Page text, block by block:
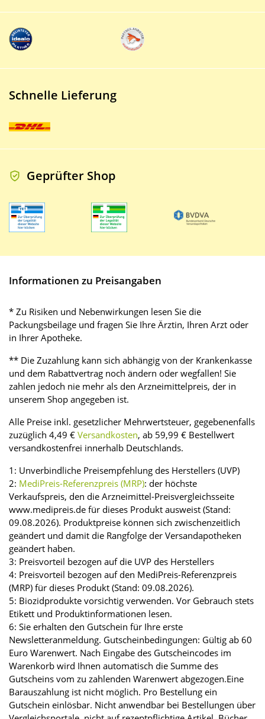
Schnelle Lieferung
Geprüfter Shop
Informationen zu Preisangaben
* Zu Risiken und Nebenwirkungen lesen Sie die
Packungsbeilage und fragen Sie Ihre Ärztin, Ihren Arzt oder
in Ihrer Apotheke.
** Die Zuzahlung kann sich abhängig von der Krankenkasse
und dem Rabattvertrag noch ändern oder wegfallen! Sie
zahlen jedoch nie mehr als den Arzneimittelpreis, der in
unserem Shop angegeben ist.
Alle Preise inkl. gesetzlicher Mehrwertsteuer, gegebenenfalls
zuzüglich 4,49 € Versandkosten, ab 59,99 € Bestellwert
versandkostenfrei innerhalb Deutschlands.
1: Unverbindliche Preisempfehlung des Herstellers (UVP)
2: MediPreis-Referenzpreis (MRP): der höchste
Verkaufspreis, den die Arzneimittel-Preisvergleichsseite
www.medipreis.de für dieses Produkt ausweist (Stand:
09.08.2026). Produktpreise können sich zwischenzeitlich
geändert und damit die Rangfolge der Versandapotheken
geändert haben.
3: Preisvorteil bezogen auf die UVP des Herstellers
4: Preisvorteil bezogen auf den MediPreis-Referenzpreis
(MRP) für dieses Produkt (Stand: 09.08.2026).
5: Biozidprodukte vorsichtig verwenden. Vor Gebrauch stets
Etikett und Produktinformationen lesen.
6: Sie erhalten den Gutschein für Ihre erste
Newsletteranmeldung. Gutscheinbedingungen: Gültig ab 60
Euro Warenwert. Nach Eingabe des Gutscheincodes im
Warenkorb wird Ihnen automatisch die Summe des
Gutscheins vom zu zahlenden Warenwert abgezogen.Eine
Barauszahlung ist nicht möglich. Pro Bestellung ein
Gutschein einlösbar. Nicht anwendbar bei Bestellungen über